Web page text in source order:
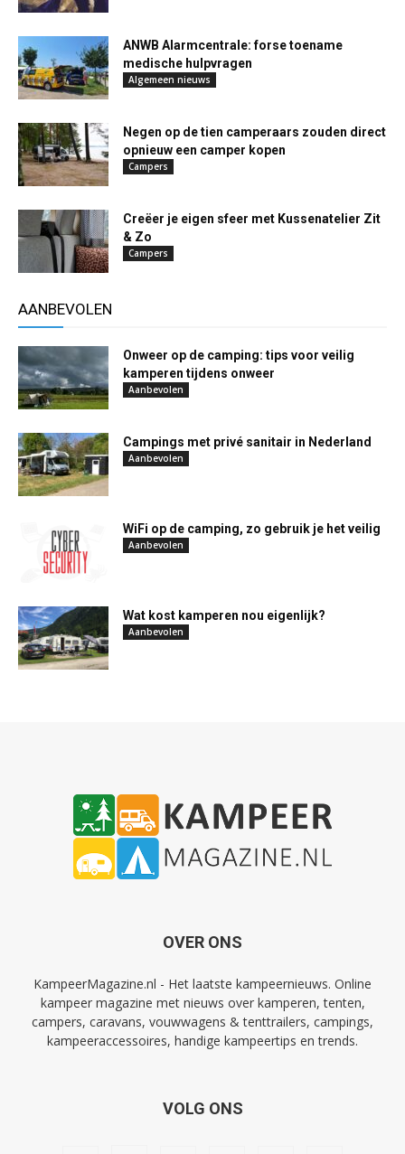
ANWB Alarmcentrale: forse toename
medische hulpvragen
Algemeen nieuws
Negen op de tien camperaars zouden direct
opnieuw een camper kopen
Campers
Creëer je eigen sfeer met Kussenatelier Zit
& Zo
Campers
AANBEVOLEN
Onweer op de camping: tips voor veilig
kamperen tijdens onweer
Aanbevolen
Campings met privé sanitair in Nederland
Aanbevolen
WiFi op de camping, zo gebruik je het veilig
Aanbevolen
Wat kost kamperen nou eigenlijk?
Aanbevolen
OVER ONS
KampeerMagazine.nl - Het laatste kampeernieuws. Online
kampeer magazine met nieuws over kamperen, tenten,
campers, caravans, vouwwagens & tenttrailers, campings,
kampeeraccessoires, handige kampeertips en trends.
VOLG ONS